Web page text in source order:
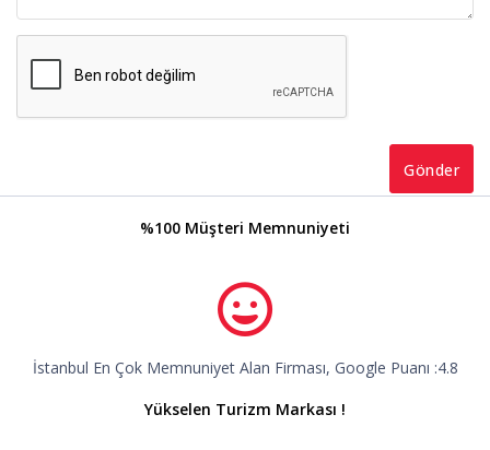
Gönder
%100 Müşteri Memnuniyeti
İstanbul En Çok Memnuniyet Alan Firması, Google Puanı :4.8
Yükselen Turizm Markası !